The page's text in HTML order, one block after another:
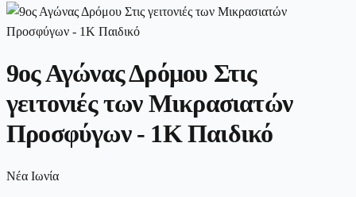
9ος Αγώνας Δρόμου Στις
γειτονιές των Μικρασιατών
Προσφύγων - 1K Παιδικό
Νέα Ιωνία